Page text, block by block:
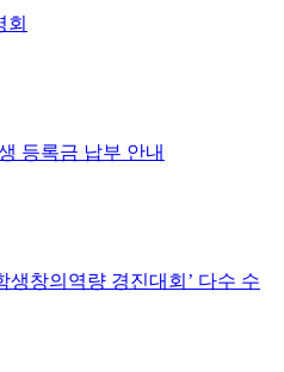
회
등록금 납부 안내
생창의역량 경진대회’ 다수 수